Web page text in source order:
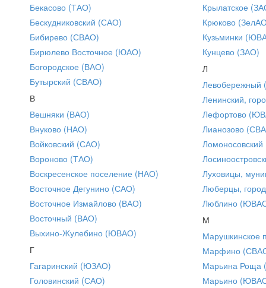
Бекасово (ТАО)
Бескудниковский (САО)
Бибирево (СВАО)
Бирюлево Восточное (ЮАО)
Богородское (ВАО)
Бутырский (СВАО)
В
Вешняки (ВАО)
Внуково (НАО)
Войковский (САО)
Вороново (ТАО)
Воскресенское поселение (НАО)
Восточное Дегунино (САО)
Восточное Измайлово (ВАО)
Восточный (ВАО)
Выхино-Жулебино (ЮВАО)
Г
Гагаринский (ЮЗАО)
Головинский (САО)
Крылатское
Крюково
Кузьминки
Кунцево (ЗАО)
Л
Ленинский,
Лефортово
Лианозово
Луховицы,
Люберцы,
Люблино
М
Марушкинское
Марфино
Марьина Роща
Марьино